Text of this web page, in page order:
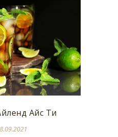
Айс Ти